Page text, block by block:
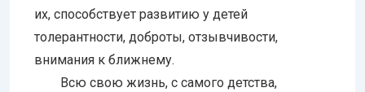
их, способствует развитию у детей
толерантности, доброты, отзывчивости,
внимания к ближнему.
Всю свою жизнь, с самого детства,